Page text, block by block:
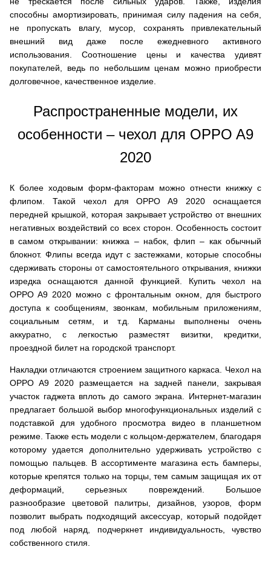
способны амортизировать, принимая силу падения на себя,
не пропускать влагу, мусор, сохранять привлекательный
внешний вид даже после ежедневного активного
использования. Соотношение цены и качества удивят
покупателей, ведь по небольшим ценам можно приобрести
долговечное, качественное изделие.
Распространенные модели, их
особенности – чехол для OPPO A9
2020
К более ходовым форм-факторам можно отнести книжку с
флипом. Такой чехол для OPPO A9 2020 оснащается
передней крышкой, которая закрывает устройство от внешних
негативных воздействий со всех сторон. Особенность состоит
в самом открывании: книжка – набок, флип – как обычный
блокнот. Флипы всегда идут с застежками, которые способны
сдерживать стороны от самостоятельного открывания, книжки
изредка оснащаются данной функцией. Купить чехол на
OPPO A9 2020 можно с фронтальным окном, для быстрого
доступа к сообщениям, звонкам, мобильным приложениям,
социальным сетям, и т.д. Карманы выполнены очень
аккуратно, с легкостью разместят визитки, кредитки,
проездной билет на городской транспорт.
Накладки отличаются строением защитного каркаса. Чехол на
OPPO A9 2020 размещается на задней панели, закрывая
участок гаджета вплоть до самого экрана. Интернет-магазин
предлагает большой выбор многофункциональных изделий с
подставкой для удобного просмотра видео в планшетном
режиме. Также есть модели с кольцом-держателем, благодаря
которому удается дополнительно удерживать устройство с
помощью пальцев. В ассортименте магазина есть бамперы,
которые крепятся только на торцы, тем самым защищая их от
деформаций, серьезных повреждений. Большое
разнообразие цветовой палитры, дизайнов, узоров, форм
позволит выбрать подходящий аксессуар, который подойдет
под любой наряд, подчеркнет индивидуальность, чувство
собственного стиля.